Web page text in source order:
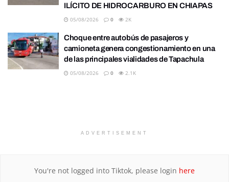
ILÍCITO DE HIDROCARBURO EN CHIAPAS
05/08/2026 0 2K
Choque entre autobús de pasajeros y
camioneta genera congestionamiento en una
de las principales vialidades de Tapachula
05/08/2026 0 2.1K
ADVERTISEMENT
You're not logged into Tiktok, please login here